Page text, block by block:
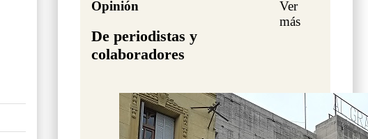
Opinión
De periodistas y
colaboradores
Ver
más